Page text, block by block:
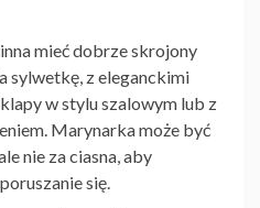
mieć dobrze skrojony
sylwetkę, z eleganckimi
w stylu szalowym lub z
Marynarka może być
nie za ciasna, aby
się.